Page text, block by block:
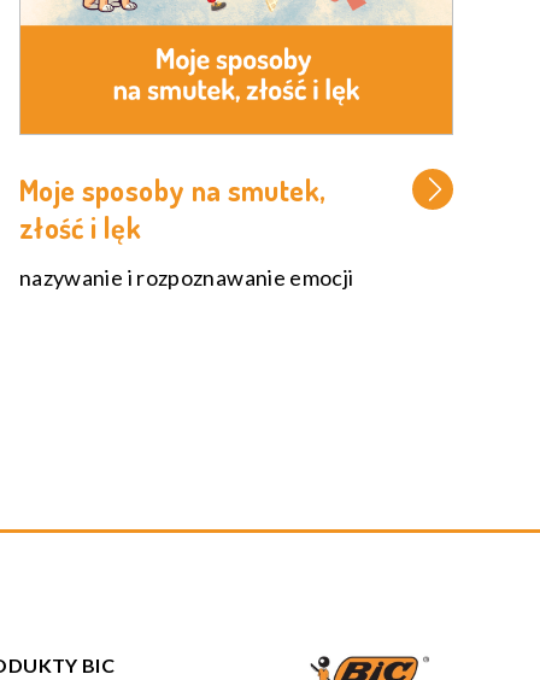
Moje sposoby na smutek,
złość i lęk
nazywanie i rozpoznawanie emocji
BIC